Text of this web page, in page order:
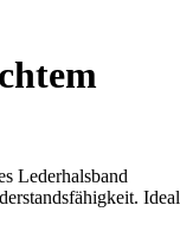
Lederhalsband
Ideal